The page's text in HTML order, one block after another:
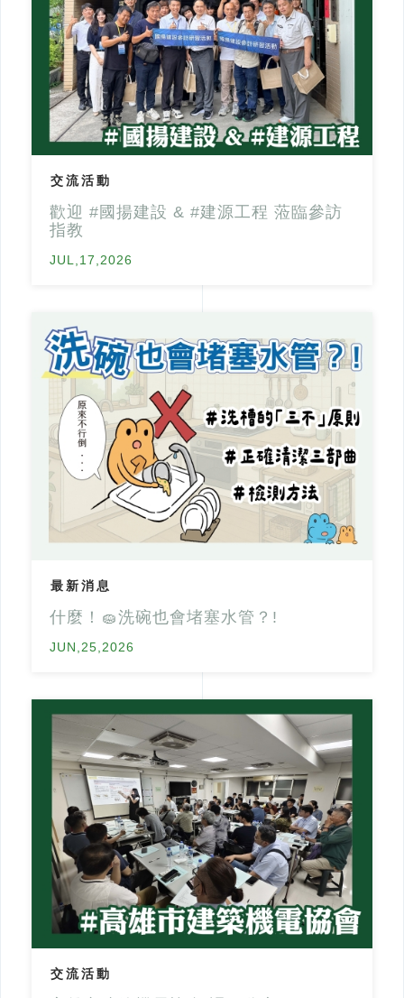
交流活動
歡迎 #國揚建設 & #建源工程 蒞臨參訪
指教
JUL,17,2026
最新消息
什麼！🧽洗碗也會堵塞水管？!
JUN,25,2026
交流活動